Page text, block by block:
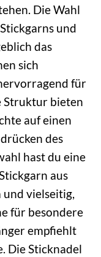
Die Wahl
und
das
sich
für
Struktur bieten
auf einen
des
hast du eine
aus
vielseitig,
für besondere
empfiehlt
Die Sticknadel